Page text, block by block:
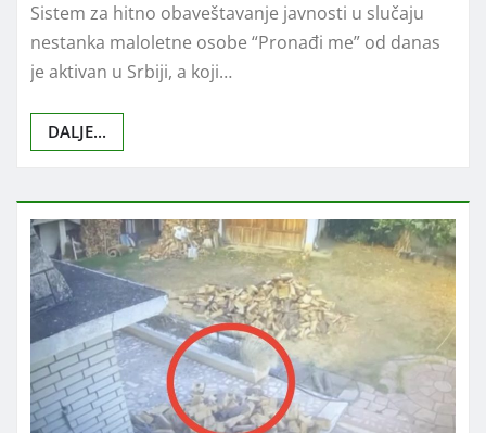
Sistem za hitno obaveštavanje javnosti u slučaju
nestanka maloletne osobe “Pronađi me” od danas
je aktivan u Srbiji, a koji…
DALJE...